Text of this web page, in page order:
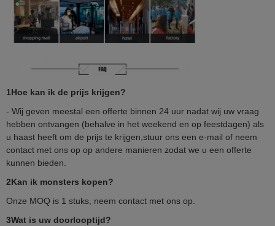
1Hoe kan ik de prijs krijgen?
- Wij geven meestal een offerte binnen 24 uur nadat wij uw vraag
hebben ontvangen (behalve in het weekend en op feestdagen) als
u haast heeft om de prijs te krijgen,stuur ons een e-mail of neem
contact met ons op op andere manieren zodat we u een offerte
kunnen bieden.
2Kan ik monsters kopen?
Onze MOQ is 1 stuks, neem contact met ons op.
3Wat is uw doorlooptijd?